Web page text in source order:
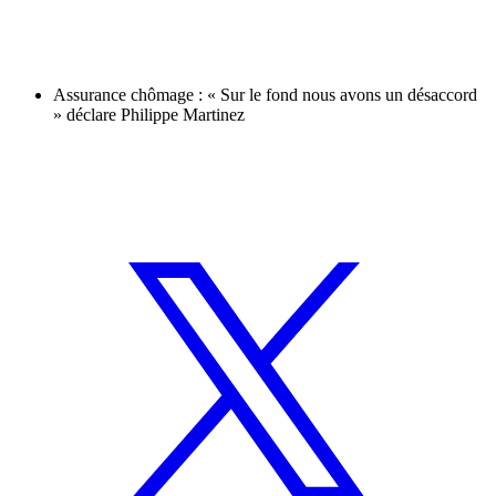
Assurance chômage : « Sur le fond nous avons un désaccord
» déclare Philippe Martinez